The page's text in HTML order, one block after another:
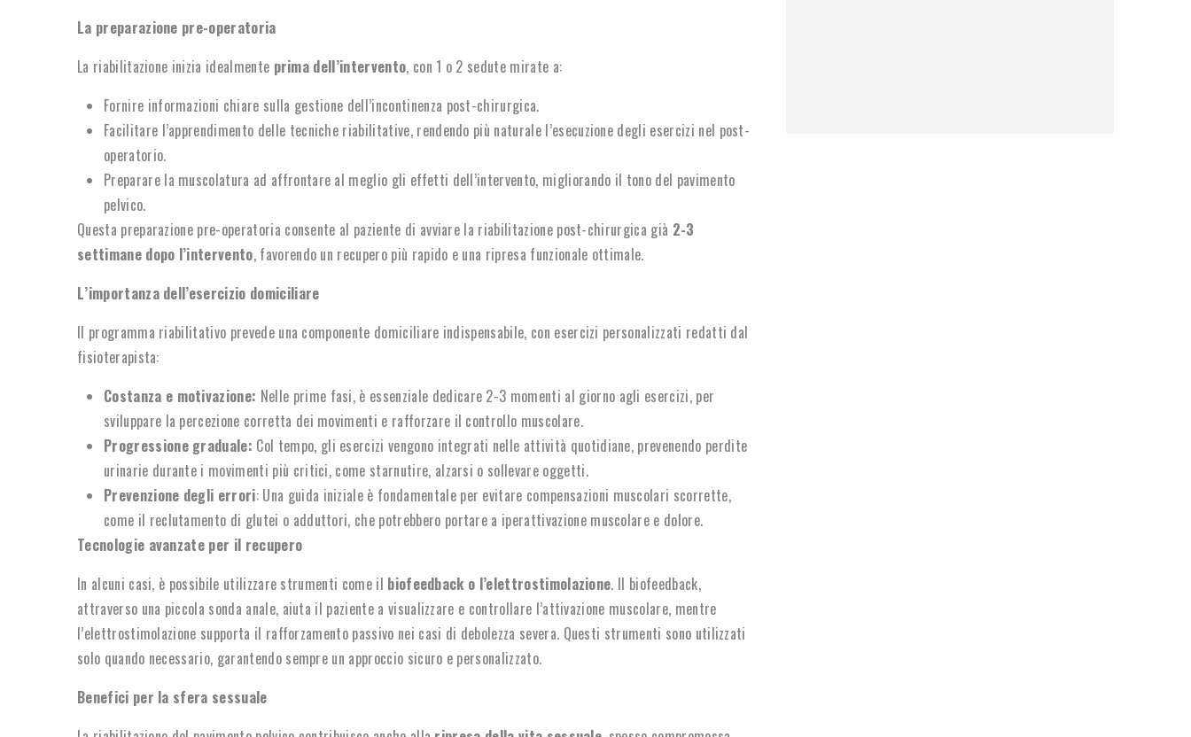
La preparazione pre-operatoria
La riabilitazione inizia idealmente prima dell’intervento, con 1 o 2 sedute mirate a:
Fornire informazioni chiare sulla gestione dell’incontinenza post-chirurgica.
Facilitare l’apprendimento delle tecniche riabilitative, rendendo più naturale l’esecuzione degli esercizi nel post-
operatorio.
Preparare la muscolatura ad affrontare al meglio gli effetti dell’intervento, migliorando il tono del pavimento
pelvico.
Questa preparazione pre-operatoria consente al paziente di avviare la riabilitazione post-chirurgica già 2-3
settimane dopo l’intervento, favorendo un recupero più rapido e una ripresa funzionale ottimale.
L’importanza dell’esercizio domiciliare
Il programma riabilitativo prevede una componente domiciliare indispensabile, con esercizi personalizzati redatti dal
fisioterapista:
Costanza e motivazione: Nelle prime fasi, è essenziale dedicare 2-3 momenti al giorno agli esercizi, per
sviluppare la percezione corretta dei movimenti e rafforzare il controllo muscolare.
Progressione graduale: Col tempo, gli esercizi vengono integrati nelle attività quotidiane, prevenendo perdite
urinarie durante i movimenti più critici, come starnutire, alzarsi o sollevare oggetti.
Prevenzione degli errori: Una guida iniziale è fondamentale per evitare compensazioni muscolari scorrette,
come il reclutamento di glutei o adduttori, che potrebbero portare a iperattivazione muscolare e dolore.
Tecnologie avanzate per il recupero
In alcuni casi, è possibile utilizzare strumenti come il biofeedback o l’elettrostimolazione. Il biofeedback,
attraverso una piccola sonda anale, aiuta il paziente a visualizzare e controllare l’attivazione muscolare, mentre
l’elettrostimolazione supporta il rafforzamento passivo nei casi di debolezza severa. Questi strumenti sono utilizzati
solo quando necessario, garantendo sempre un approccio sicuro e personalizzato.
Benefici per la sfera sessuale